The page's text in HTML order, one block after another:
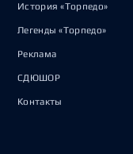
История «Торпедо»
Легенды «Торпедо»
Реклама
СДЮШОР
Контакты